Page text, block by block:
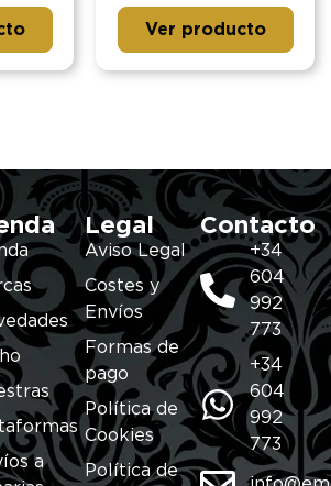
Ver producto
a
Legal
Aviso Legal
Costes y
Envíos
Formas de
pago
Política de
Cookies
Política de
Contacto
+34
604
992
773
+34
604
992
773